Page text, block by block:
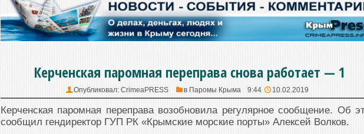
Керченская паромная переправа снова работает — 1
Опубликовал: CrimeaPRESS в Паромы Крыма 9:44 10.02.2019
Керченская паромная переправа возобновила регулярное сообщение. Об
сообщил гендиректор ГУП РК «Крымские морские порты» Алексей Волков.